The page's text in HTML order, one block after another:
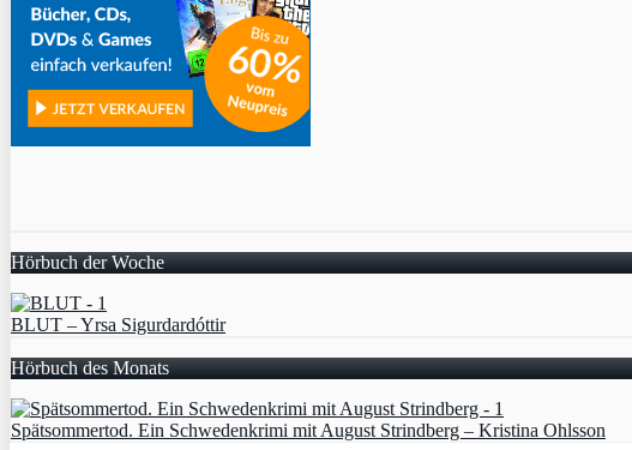
Hörbuch der Woche
BLUT – Yrsa Sigurdardóttir
Hörbuch des Monats
Spätsommertod. Ein Schwedenkrimi mit August Strindberg – Kristina Ohlsson